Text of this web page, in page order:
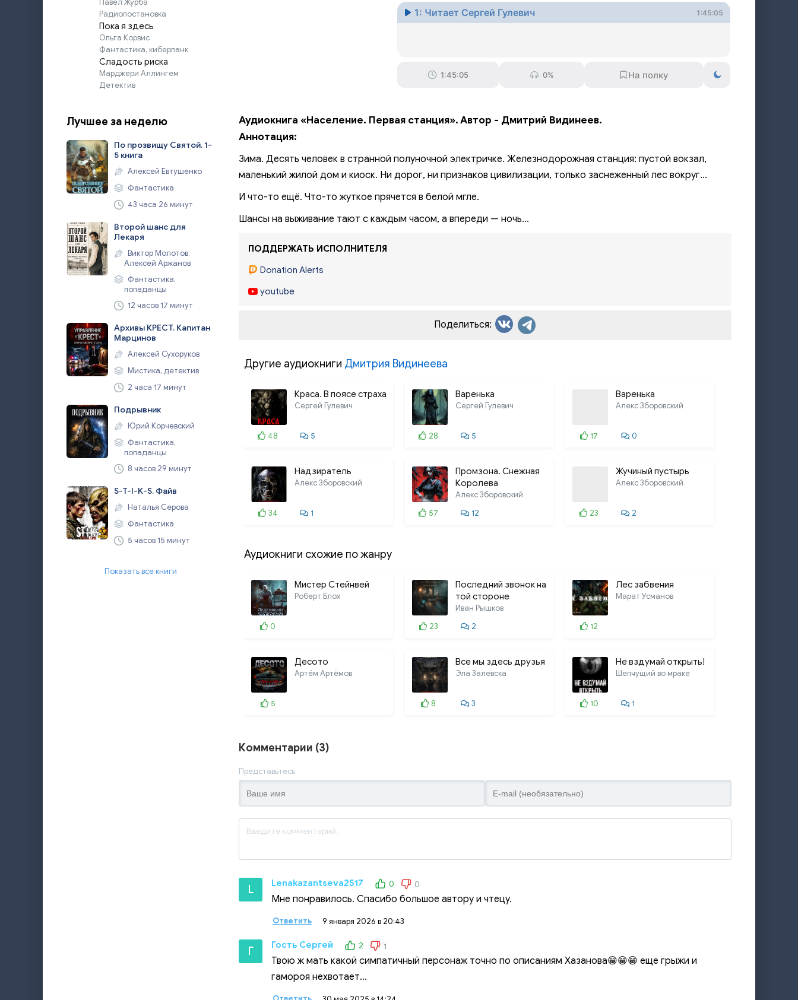
Павел Журба
Радиопостановка
Пока я здесь
Ольга Корвис
Фантастика, киберпанк
Сладость риска
Марджери Аллингем
Детектив
Лучшее за неделю
По прозвищу Святой. 1-
5 книга
Алексей Евтушенко
Фантастика
43 часа 26 минут
Второй шанс для
Лекаря
Виктор Молотов,
Алексей Аржанов
Фантастика,
попаданцы
12 часов 17 минут
Архивы КРЕСТ. Капитан
Марцинов
Алексей Сухоруков
Мистика, детектив
2 часа 17 минут
Подрывник
Юрий Корчевский
Фантастика,
попаданцы
8 часов 29 минут
S-T-I-K-S. Файв
Наталья Серова
Фантастика
5 часов 15 минут
Показать все книги
1: Читает Сергей Гулевич 1:45:05
1:45:05 0%
Аудиокнига «Население. Первая станция». Автор - Дмитрий Видинеев.
Аннотация:
Зима. Десять человек в странной полуночной электричке. Железнодорожная станция: пустой вокзал,
маленький жилой дом и киоск. Ни дорог, ни признаков цивилизации, только заснеженный лес вокруг...
И что-то ещё. Что-то жуткое прячется в белой мгле.
Шансы на выживание тают с каждым часом, а впереди — ночь...
ПОДДЕРЖАТЬ ИСПОЛНИТЕЛЯ
Donation Alerts
youtube
Поделиться:
Другие аудиокниги Дмитрия Видинеева
Краса. В поясе страха
Сергей Гулевич
48 5
Варенька
Сергей Гулевич
28 5
Варенька
Алекс Зборовский
17 0
Надзиратель
Алекс Зборовский
34 1
Промзона. Снежная
Королева
Алекс Зборовский
57
12
Жучиный пустырь
Алекс Зборовский
23 2
Аудиокниги схожие по жанру
Мистер Стейнвей
Роберт Блох
0
Последний звонок на
той стороне
Иван Рышков
23
2
Лес забвения
Марат Усманов
12
Десото
Артём Артёмов
5
Все мы здесь друзья
Эла Залевска
8 3
Не вздумай открыть!
Шепчущий во мраке
10 1
Комментарии (3)
Представьтесь
L Lenakazantseva2517 0 0
Мне понравилось. Спасибо большое автору и чтецу.
Ответить 9 января 2026 в 20:43
Г Гость Сергей 2 1
Твою ж мать какой симпатичный персонаж точно по описаниям Хазанова😁😁😁 еще грыжи и
гамороя нехвотает...